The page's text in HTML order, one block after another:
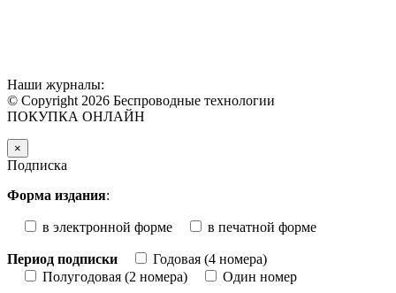
Наши журналы:
© Copyright 2026 Беспроводные технологии
ПОКУПКА ОНЛАЙН
×
Подписка
Форма издания:
в электронной форме в печатной форме
Период подписки
Годовая (4 номера)
Полугодовая (2 номера)
Один номер